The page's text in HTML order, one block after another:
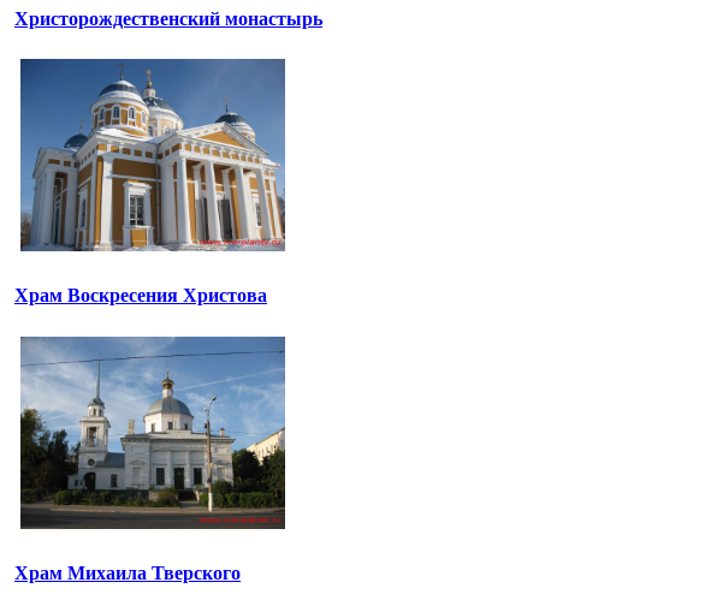
Христорождественский монастырь
Храм Воскресения Христова
Храм Михаила Тверского